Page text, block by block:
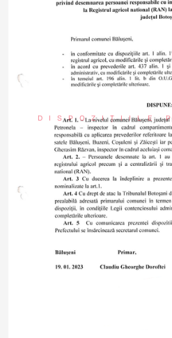
DISPOZIȚIILE